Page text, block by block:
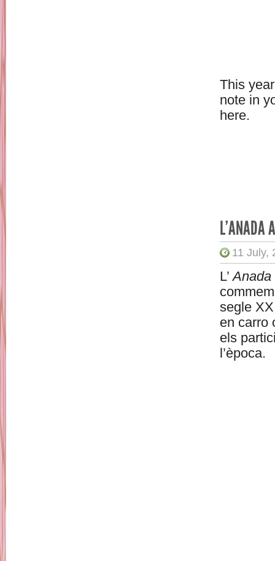
This year
note in
here.
L’ANADA
11 July,
L’Anada
segle
en carro
els
l’època.